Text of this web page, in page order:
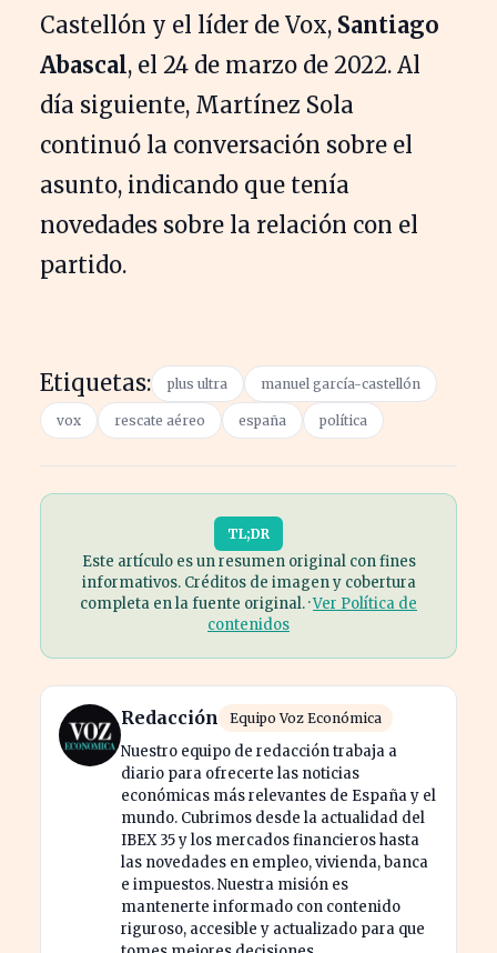
Castellón y el líder de Vox, Santiago
Abascal, el 24 de marzo de 2022. Al
día siguiente, Martínez Sola
continuó la conversación sobre el
asunto, indicando que tenía
novedades sobre la relación con el
partido.
Etiquetas: plus ultra manuel garcía-castellón
vox rescate aéreo españa política
TL;DR
Este artículo es un resumen original con fines
informativos. Créditos de imagen y cobertura
completa en la fuente original. ·Ver Política de
contenidos
Redacción Equipo Voz Económica
Nuestro equipo de redacción trabaja a
diario para ofrecerte las noticias
económicas más relevantes de España y el
mundo. Cubrimos desde la actualidad del
IBEX 35 y los mercados financieros hasta
las novedades en empleo, vivienda, banca
e impuestos. Nuestra misión es
mantenerte informado con contenido
riguroso, accesible y actualizado para que